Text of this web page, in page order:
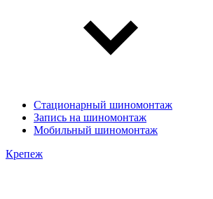
Стационарный шиномонтаж
Запись на шиномонтаж
Мобильный шиномонтаж
Крепеж